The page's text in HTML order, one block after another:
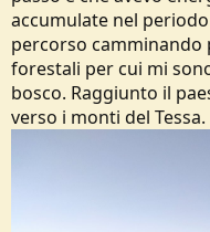
accumulate nel
percorso camminando
forestali per cui mi
bosco. Raggiunto il
verso i monti del Tessa.